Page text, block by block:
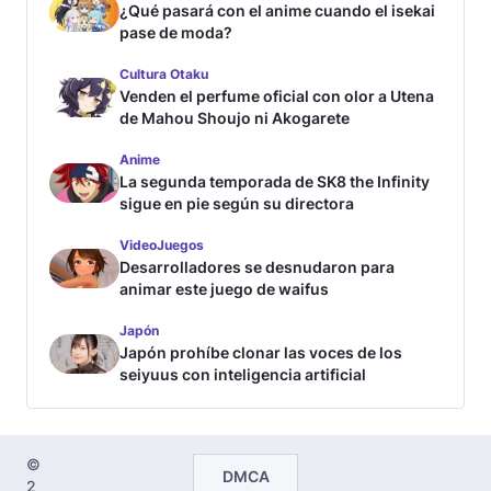
¿Qué pasará con el anime cuando el isekai
pase de moda?
Cultura Otaku
Venden el perfume oficial con olor a Utena
de Mahou Shoujo ni Akogarete
Anime
La segunda temporada de SK8 the Infinity
sigue en pie según su directora
VideoJuegos
Desarrolladores se desnudaron para
animar este juego de waifus
Japón
Japón prohíbe clonar las voces de los
seiyuus con inteligencia artificial
©
2
DMCA